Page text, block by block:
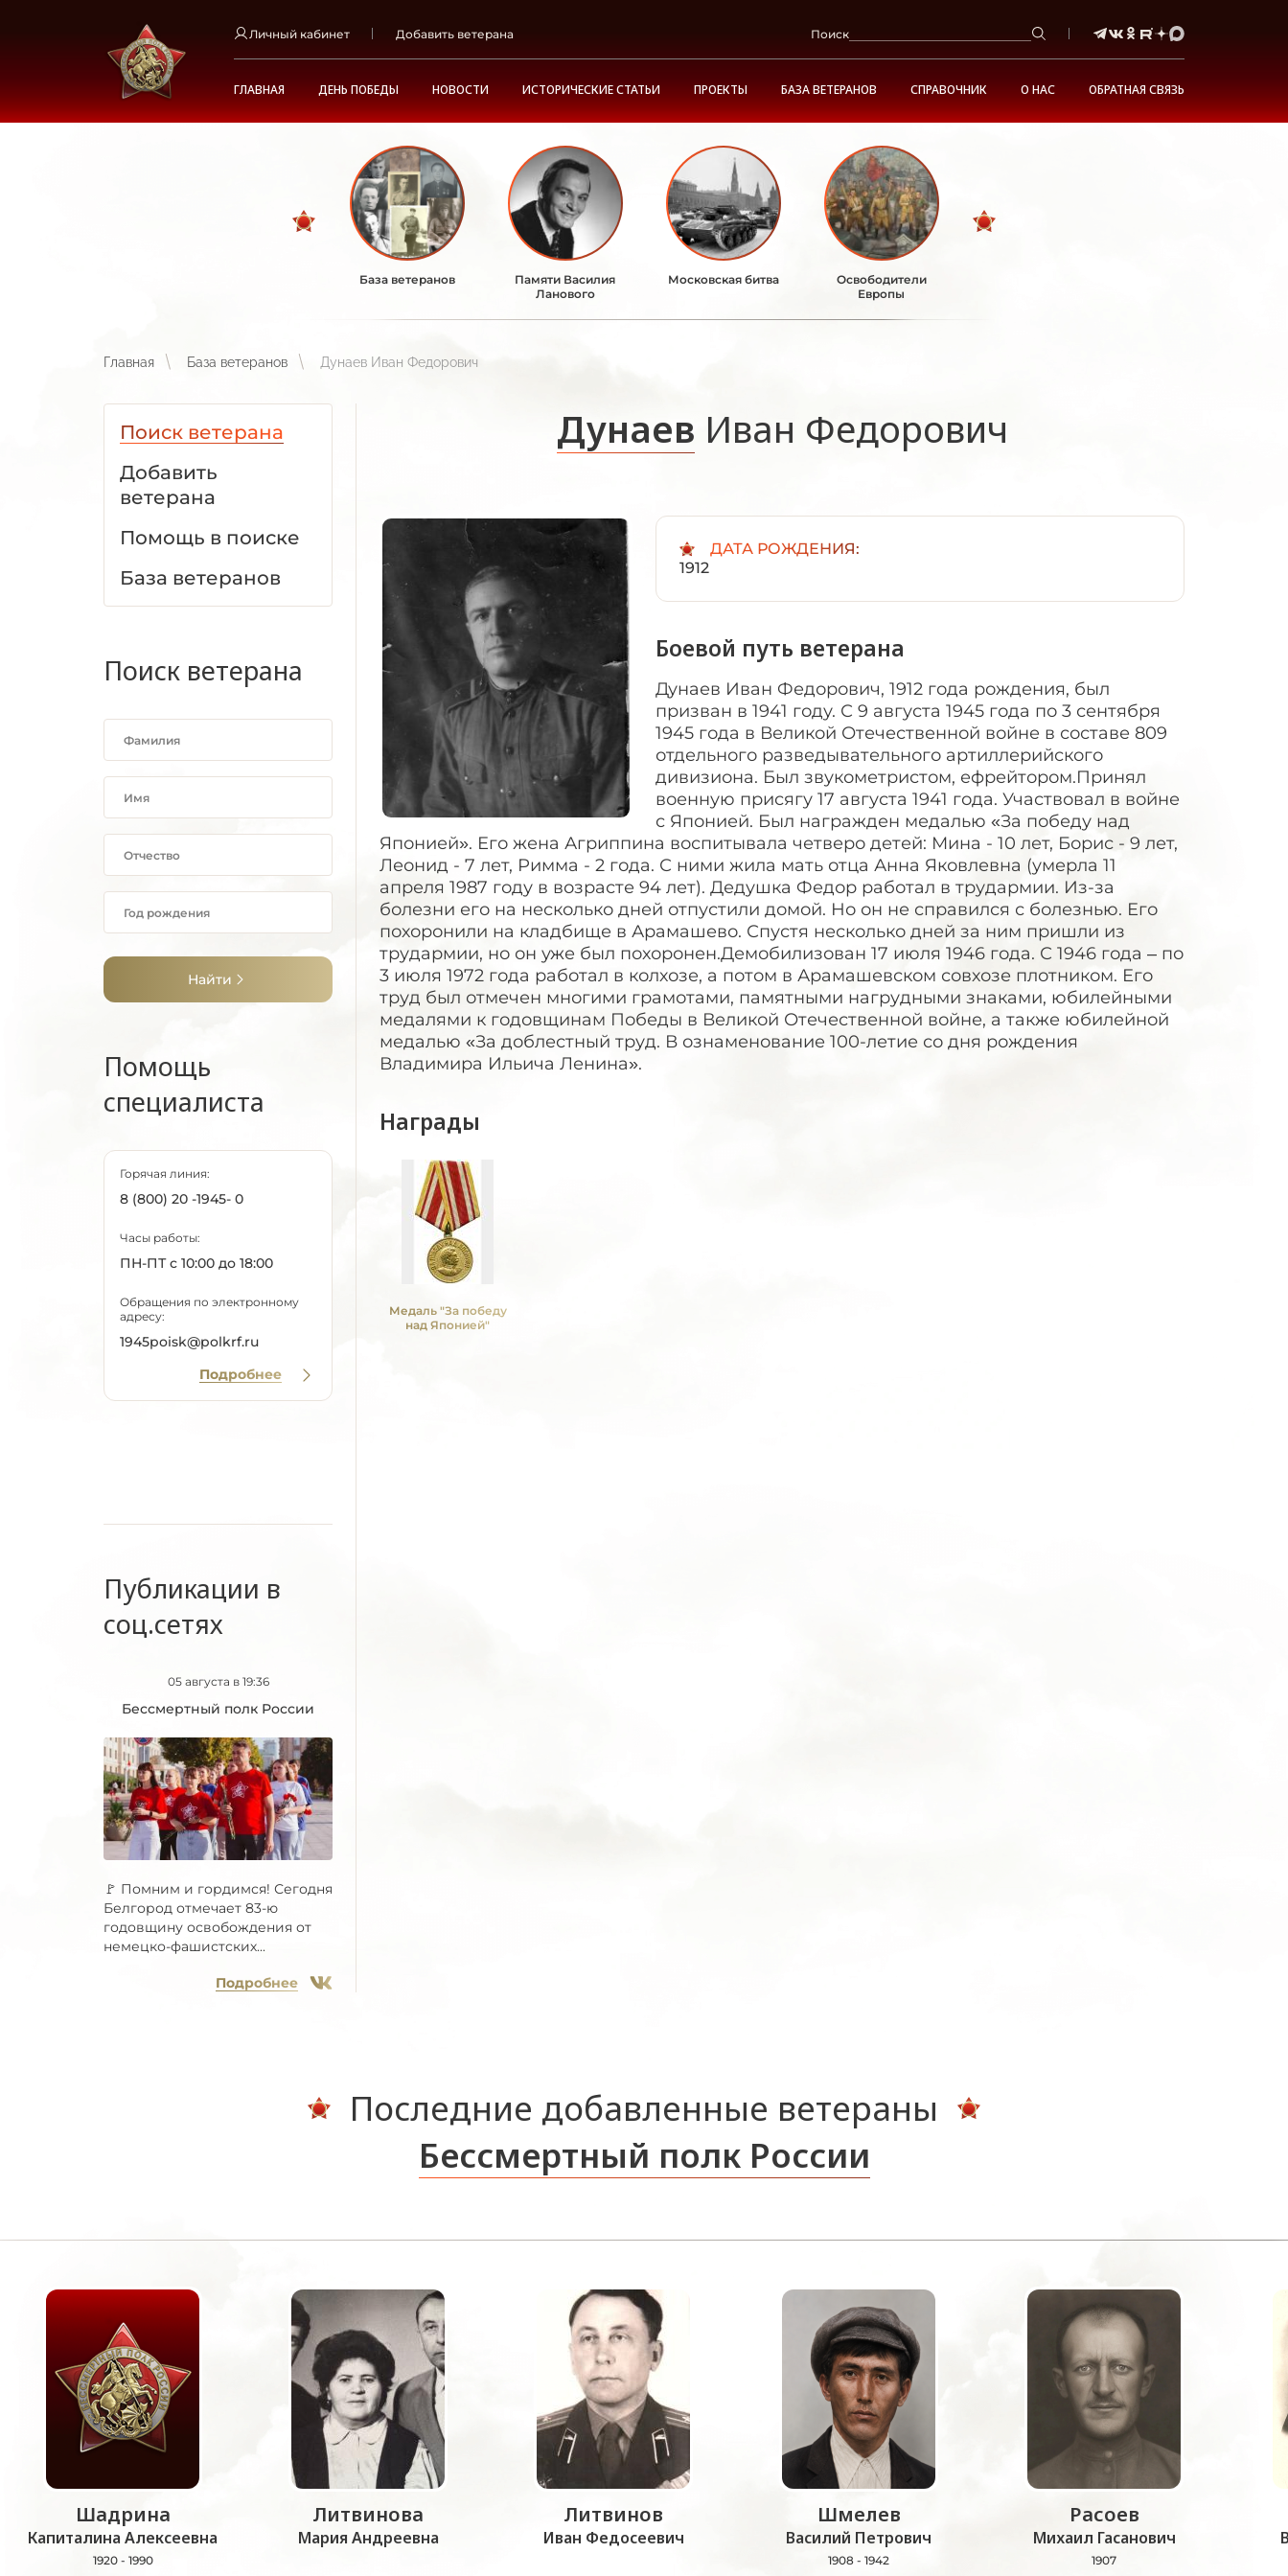
Личный кабинет Добавить ветерана Поиск
ГЛАВНАЯ ДЕНЬ ПОБЕДЫ НОВОСТИ ИСТОРИЧЕСКИЕ СТАТЬИ ПРОЕКТЫ БАЗА ВЕТЕРАНОВ СПРАВОЧНИК О НАС ОБРАТНАЯ СВЯЗЬ
База ветеранов
Памяти Василия
Ланового
Московская битва
Освободители
Европы
Главная База ветеранов Дунаев Иван Федорович
Поиск ветерана
Добавить
ветерана
Помощь в поиске
База ветеранов
Поиск ветерана
Найти
Помощь
специалиста
Горячая линия:
8 (800) 20 -1945- 0
Часы работы:
ПН-ПТ с 10:00 до 18:00
Обращения по электронному
адресу:
1945poisk@polkrf.ru
Подробнее
Публикации в
соц.сетях
05 августа в 19:36
Бессмертный полк России
🚩 Помним и гордимся! Сегодня
Белгород отмечает 83-ю
годовщину освобождения от
немецко-фашистских...
Подробнее
Дунаев Иван Федорович
ДАТА РОЖДЕНИЯ:
1912
Боевой путь ветерана
Дунаев Иван Федорович, 1912 года рождения, был
призван в 1941 году. С 9 августа 1945 года по 3 сентября
1945 года в Великой Отечественной войне в составе 809
отдельного разведывательного артиллерийского
дивизиона. Был звукометристом, ефрейтором.Принял
военную присягу 17 августа 1941 года. Участвовал в войне
с Японией. Был награжден медалью «За победу над
Японией». Его жена Агриппина воспитывала четверо детей: Мина - 10 лет, Борис - 9 лет,
Леонид - 7 лет, Римма - 2 года. С ними жила мать отца Анна Яковлевна (умерла 11
апреля 1987 году в возрасте 94 лет). Дедушка Федор работал в трудармии. Из-за
болезни его на несколько дней отпустили домой. Но он не справился с болезнью. Его
похоронили на кладбище в Арамашево. Спустя несколько дней за ним пришли из
трудармии, но он уже был похоронен.Демобилизован 17 июля 1946 года. С 1946 года – по
3 июля 1972 года работал в колхозе, а потом в Арамашевском совхозе плотником. Его
труд был отмечен многими грамотами, памятными нагрудными знаками, юбилейными
медалями к годовщинам Победы в Великой Отечественной войне, а также юбилейной
медалью «За доблестный труд. В ознаменование 100-летие со дня рождения
Владимира Ильича Ленина».
Награды
Медаль "За победу
над Японией"
Последние добавленные ветераны
Бессмертный полк России
Шадрина
Капиталина Алексеевна
1920 - 1990
Литвинова
Мария Андреевна
Литвинов
Иван Федосеевич
Шмелев
Василий Петрович
1908 - 1942
Расоев
Михаил Гасанович
1907